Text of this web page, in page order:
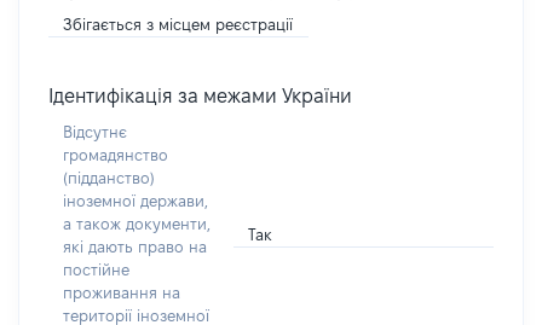
Збігається з місцем реєстрації
Ідентифікація за межами України
Відсутнє
громадянство
(підданство)
іноземної держави,
а також документи,
які дають право на
постійне
проживання на
території іноземної
Так